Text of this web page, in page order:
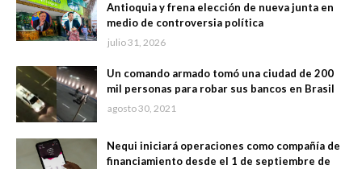
Antioquia y frena elección de nueva junta en
medio de controversia política
julio 31, 2026
Un comando armado tomó una ciudad de 200
mil personas para robar sus bancos en Brasil
agosto 30, 2021
Nequi iniciará operaciones como compañía de
financiamiento desde el 1 de septiembre de